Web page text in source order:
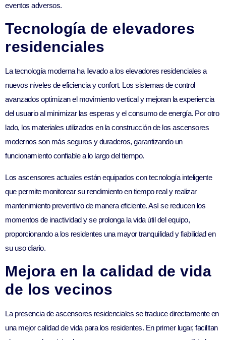
eventos adversos.
Tecnología de elevadores
residenciales
La tecnología moderna ha llevado a los elevadores residenciales a
nuevos niveles de eficiencia y confort. Los sistemas de control
avanzados optimizan el movimiento vertical y mejoran la experiencia
del usuario al minimizar las esperas y el consumo de energía. Por otro
lado, los materiales utilizados en la construcción de los ascensores
modernos son más seguros y duraderos, garantizando un
funcionamiento confiable a lo largo del tiempo.
Los ascensores actuales están equipados con tecnología inteligente
que permite monitorear su rendimiento en tiempo real y realizar
mantenimiento preventivo de manera eficiente. Así se reducen los
momentos de inactividad y se prolonga la vida útil del equipo,
proporcionando a los residentes una mayor tranquilidad y fiabilidad en
su uso diario.
Mejora en la calidad de vida
de los vecinos
La presencia de ascensores residenciales se traduce directamente en
una mejor calidad de vida para los residentes. En primer lugar, facilitan